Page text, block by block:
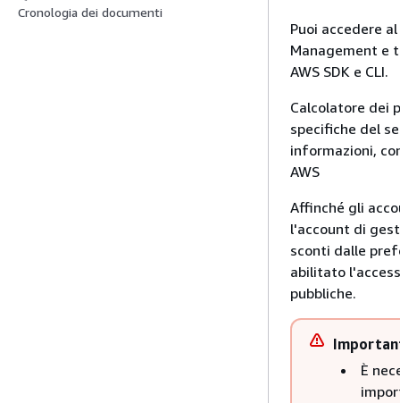
Cronologia dei documenti
Puoi accedere
Management e
AWS SDK e CLI.
Calcolatore dei
specifiche del
informazioni,
AWS
Affinché gli
l'account di
sconti dalle
abilitato
pubbliche.
È